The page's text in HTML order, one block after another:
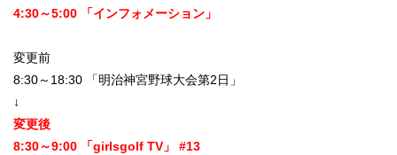
4:30～5:00 「インフォメーション」
変更前
8:30～18:30 「明治神宮野球大会第2日」
↓
変更後
8:30～9:00 「girlsgolf TV」 #13